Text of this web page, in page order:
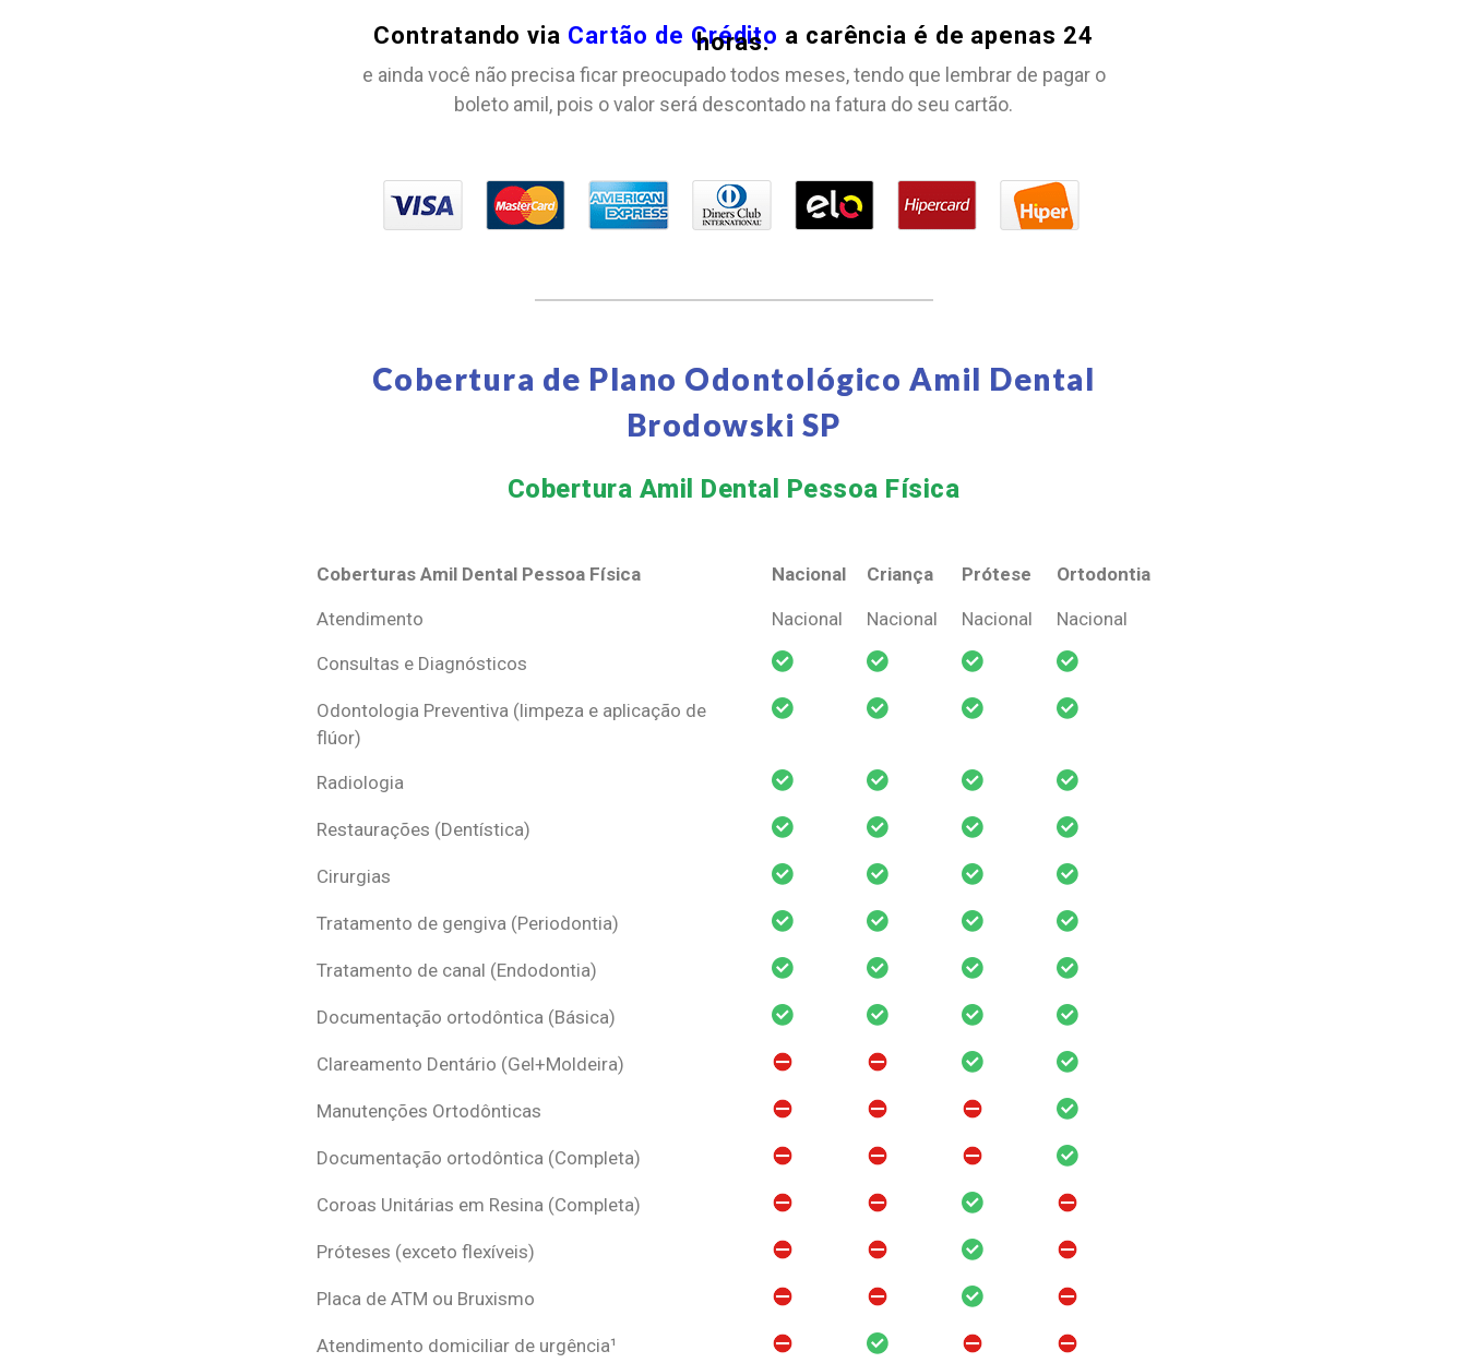
Contratando via Cartão de Crédito a carência é de apenas 24
horas.
e ainda você não precisa ficar preocupado todos meses, tendo que lembrar de pagar o
boleto amil, pois o valor será descontado na fatura do seu cartão.
Cobertura de Plano Odontológico Amil Dental
Brodowski SP
Cobertura Amil Dental Pessoa Física​
Coberturas Amil Dental Pessoa Física Nacional Criança Prótese
Ortodontia
Coberturas Amil Dental Pessoa Física
Nacional Criança Prótese Ortodontia
Atendimento Nacional Nacional Nacional Nacional
Consultas e Diagnósticos
Odontologia Preventiva (limpeza e aplicação de
flúor)
Radiologia
Restaurações (Dentística)
Cirurgias
Tratamento de gengiva (Periodontia)
Tratamento de canal (Endodontia)
Documentação ortodôntica (Básica)
Clareamento Dentário (Gel+Moldeira)
Manutenções Ortodônticas
Documentação ortodôntica (Completa)
Coroas Unitárias em Resina (Completa)
Próteses (exceto flexíveis)
Placa de ATM ou Bruxismo
Atendimento domiciliar de urgência¹